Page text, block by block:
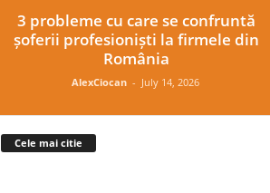
3 probleme cu care se confruntă
șoferii profesioniști la firmele din
România
AlexCiocan - July 14, 2026
Cele mai citie